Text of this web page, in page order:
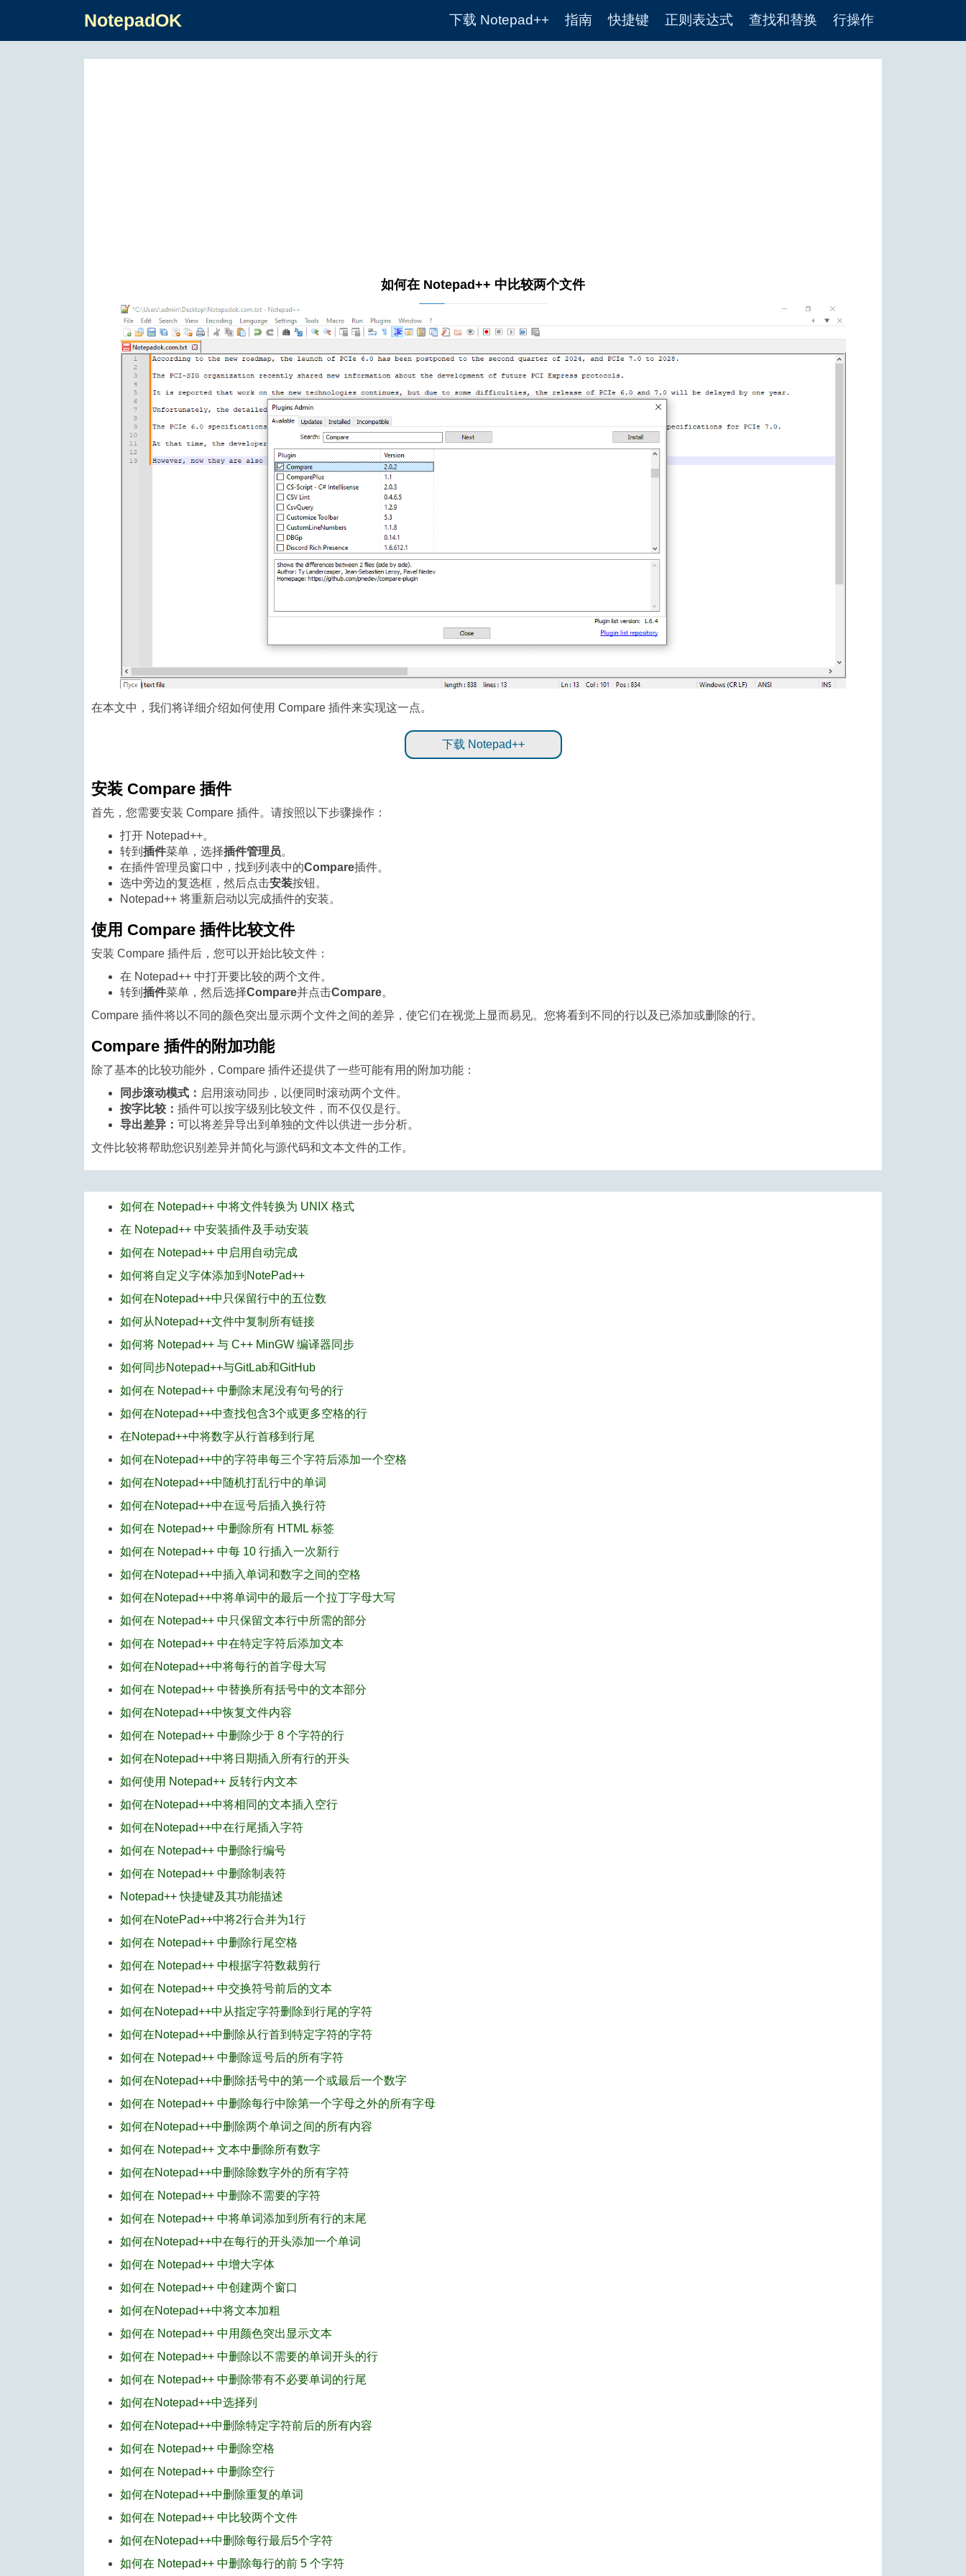
NotepadOK 下载 Notepad++ 指南 快捷键 正则表达式 查找和替换 行操作
如何在 Notepad++ 中比较两个文件
在本文中，我们将详细介绍如何使用 Compare 插件来实现这一点。
下载 Notepad++
安装 Compare 插件
首先，您需要安装 Compare 插件。请按照以下步骤操作：
打开 Notepad++。
转到 插件菜单，选择插件管理员。
在插件管理员窗口中，找到列表中的Compare插件。
选中旁边的复选框，然后点击安装按钮。
Notepad++ 将重新启动以完成插件的安装。
使用 Compare 插件比较文件
安装 Compare 插件后，您可以开始比较文件：
在 Notepad++ 中打开要比较的两个文件。
转到 插件菜单，然后选择Compare并点击Compare。
Compare 插件将以不同的颜色突出显示两个文件之间的差异，使它们在视觉上显而易见。您将看到不同的行以及已添加或删除的行。
Compare 插件的附加功能
除了基本的比较功能外，Compare 插件还提供了一些可能有用的附加功能：
同步滚动模式： 启用滚动同步，以便同时滚动两个文件。
按字比较： 插件可以按字级别比较文件，而不仅仅是行。
导出差异： 可以将差异导出到单独的文件以供进一步分析。
文件比较将帮助您识别差异并简化与源代码和文本文件的工作。
如何在 Notepad++ 中将文件转换为 UNIX 格式
在 Notepad++ 中安装插件及手动安装
如何在 Notepad++ 中启用自动完成
如何将自定义字体添加到NotePad++
如何在Notepad++中只保留行中的五位数
如何从Notepad++文件中复制所有链接
如何将 Notepad++ 与 C++ MinGW 编译器同步
如何同步Notepad++与GitLab和GitHub
如何在 Notepad++ 中删除末尾没有句号的行
如何在Notepad++中查找包含3个或更多空格的行
在Notepad++中将数字从行首移到行尾
如何在Notepad++中的字符串每三个字符后添加一个空格
如何在Notepad++中随机打乱行中的单词
如何在Notepad++中在逗号后插入换行符
如何在 Notepad++ 中删除所有 HTML 标签
如何在 Notepad++ 中每 10 行插入一次新行
如何在Notepad++中插入单词和数字之间的空格
如何在Notepad++中将单词中的最后一个拉丁字母大写
如何在 Notepad++ 中只保留文本行中所需的部分
如何在 Notepad++ 中在特定字符后添加文本
如何在Notepad++中将每行的首字母大写
如何在 Notepad++ 中替换所有括号中的文本部分
如何在Notepad++中恢复文件内容
如何在 Notepad++ 中删除少于 8 个字符的行
如何在Notepad++中将日期插入所有行的开头
如何使用 Notepad++ 反转行内文本
如何在Notepad++中将相同的文本插入空行
如何在Notepad++中在行尾插入字符
如何在 Notepad++ 中删除行编号
如何在 Notepad++ 中删除制表符
Notepad++ 快捷键及其功能描述
如何在NotePad++中将2行合并为1行
如何在 Notepad++ 中删除行尾空格
如何在 Notepad++ 中根据字符数裁剪行
如何在 Notepad++ 中交换符号前后的文本
如何在Notepad++中从指定字符删除到行尾的字符
如何在Notepad++中删除从行首到特定字符的字符
如何在 Notepad++ 中删除逗号后的所有字符
如何在Notepad++中删除括号中的第一个或最后一个数字
如何在 Notepad++ 中删除每行中除第一个字母之外的所有字母
如何在Notepad++中删除两个单词之间的所有内容
如何在 Notepad++ 文本中删除所有数字
如何在Notepad++中删除除数字外的所有字符
如何在 Notepad++ 中删除不需要的字符
如何在 Notepad++ 中将单词添加到所有行的末尾
如何在Notepad++中在每行的开头添加一个单词
如何在 Notepad++ 中增大字体
如何在 Notepad++ 中创建两个窗口
如何在Notepad++中将文本加粗
如何在 Notepad++ 中用颜色突出显示文本
如何在 Notepad++ 中删除以不需要的单词开头的行
如何在 Notepad++ 中删除带有不必要单词的行尾
如何在Notepad++中选择列
如何在Notepad++中删除特定字符前后的所有内容
如何在 Notepad++ 中删除空格
如何在 Notepad++ 中删除空行
如何在Notepad++中删除重复的单词
如何在 Notepad++ 中比较两个文件
如何在Notepad++中删除每行最后5个字符
如何在 Notepad++ 中删除每行的前 5 个字符